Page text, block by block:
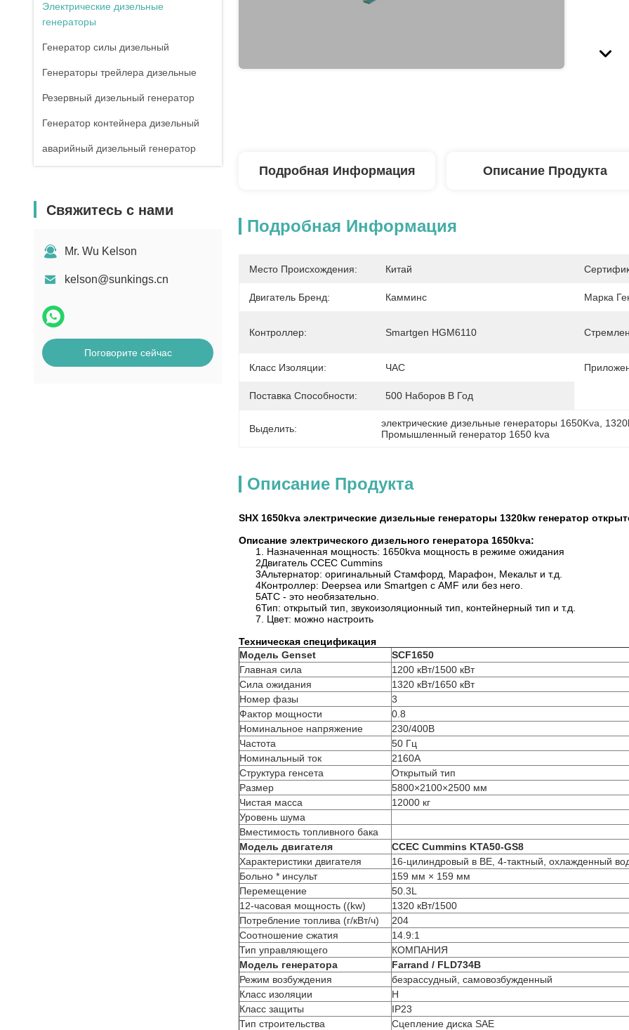
Электрические дизельные
генераторы
Генератор силы дизельный
Генераторы трейлера дизельные
Резервный дизельный генератор
Генератор контейнера дизельный
аварийный дизельный генератор
Свяжитесь с нами
Mr. Wu Kelson
kelson@sunkings.cn
Поговорите сейчас
Подробная Информация Описание Продукта
Подробная Информация
Место Происхождения: Китай
Двигатель Бренд: Камминс Марка
Контроллер: Smartgen HGM6110
Класс Изоляции: ЧАС
Поставка Способности: 500 Наборов В Год
Выделить: электрические дизельные генераторы 1650Kva
Промышленный генератор 1650 kva
Описание Продукта
SHX 1650kva электрические дизельные генераторы 1320kw генератор
Описание электрического дизельного генератора 1650kva:
1. Назначенная мощность: 1650kva мощность в режиме ожидания
2Двигатель CCEC Cummins
3Альтернатор: оригинальный Стамфорд, Марафон, Мекальт и т.д.
4Контроллер: Deepsea или Smartgen с AMF или без него.
5АТС - это необязательно.
6Тип: открытый тип, звукоизоляционный тип, контейнерный тип и т.д.
7. Цвет: можно настроить
Техническая спецификация
Модель Genset
SCF1650
Главная сила
1200 кВт/1500 кВт
Сила ожидания
1320 кВт/1650 кВт
Номер фазы
3
Фактор мощности
0.8
Номинальное напряжение
230/400В
Частота
50 Гц
Номинальный ток
2160A
Структура генсета
Открытый тип
Размер
5800×2100×2500 мм
Чистая масса
12000 кг
Уровень шума
Вместимость топливного бака
Модель двигателя
CCEC Cummins KTA50-GS8
Характеристики двигателя
16-цилиндровый в ВЕ, 4-тактный, охлажденный
Больно * инсульт
159 мм × 159 мм
Перемещение
50.3L
12-часовая мощность ((kw)
1320 кВт/1500
Потребление топлива (г/кВт/ч)
204
Соотношение сжатия
14.9:1
Тип управляющего
КОМПАНИЯ
Модель генератора
Farrand / FLD734B
Режим возбуждения
безрассудный, самовозбужденный
Класс изоляции
H
Класс защиты
IP23
Тип строительства
Сцепление диска SAE